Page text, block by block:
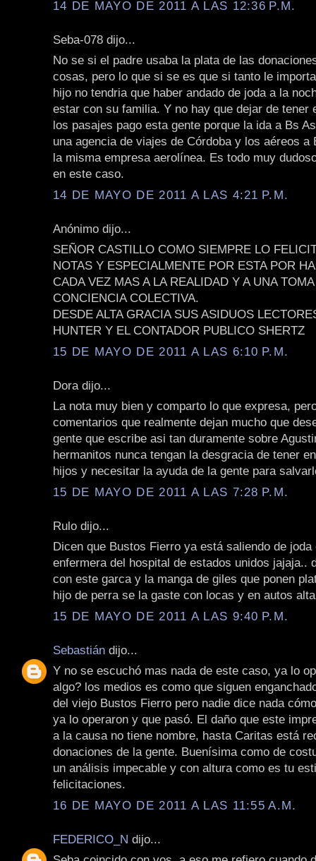
14 DE MAYO DE 2011 A LAS 12:36 P.M.
Seba-078 dijo...
No se si el padre usaba la plata de las
cosas, pero lo que si se es que si tanto le
hijo no tendria que haber andado de joda a la
estar con su familia. Y no hay que dejar de tener
los pasajes pago esta gente porque la ida a Bs
una agencia de viajes de Córdoba y los aéreos a
la misma empresa aerolínea. Es todo muy
en este caso.
14 DE MAYO DE 2011 A LAS 4:21 P.M.
Anónimo dijo...
SEÑOR CASTILLO COMO SIEMPRE LO
NOTAS Y ESPECIALMENTE POR ESTA POR
CADA VEZ MAS A LA REALIDAD Y A UNA
CONCIENCIA COLECTIVA.
DESDE ALTA GRACIA SUS ASIDUOS
HUNTER Y EL CONTADOR PUBLICO SHERTZ
15 DE MAYO DE 2011 A LAS 6:10 P.M.
Dora dijo...
La nota muy bien y comparto lo que expresa,
comentarios que realmente dejan mucho que
gente que escribe asi tan duramente sobre
hermanitos nunca tengan la desgracia de tener
hijos y necesitar la ayuda de la gente para
15 DE MAYO DE 2011 A LAS 7:28 P.M.
Rulo dijo...
Dicen que Bustos Fierro ya está saliendo de joda
enfermera del hospital de estados unidos jajaja..
con este garca y la manga de giles que ponen
hijo de perra se la gaste con locas y en autos
15 DE MAYO DE 2011 A LAS 9:40 P.M.
Sebastián dijo...
Y no se escuchó mas nada de este caso, ya lo
algo? los medios es como que siguen
del viejo Bustos Fierro pero nadie dice nada
ya lo operaron y que pasó. El daño que este
a la causa no tiene nombre, hasta Caritas está
donaciones de la gente. Buenísima como de
un análisis impecable y con altura como es tu
felicitaciones.
16 DE MAYO DE 2011 A LAS 11:55 A.M.
FEDERICO_N dijo...